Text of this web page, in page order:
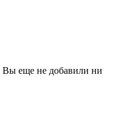
Вы еще не добавили ни